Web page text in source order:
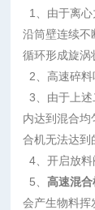
1、由于离
沿筒壁连续不
循环形成旋涡
2、高速碎
3、由于上
内达到混合均
合机无法达到
4、开启放
5、高速混合
会产生物料挥